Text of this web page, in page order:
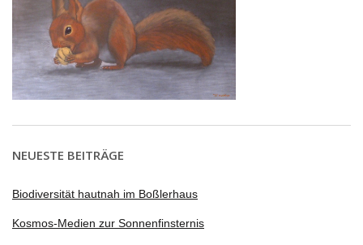
NEUESTE BEITRÄGE
Biodiversität hautnah im Boßlerhaus
Kosmos-Medien zur Sonnenfinsternis